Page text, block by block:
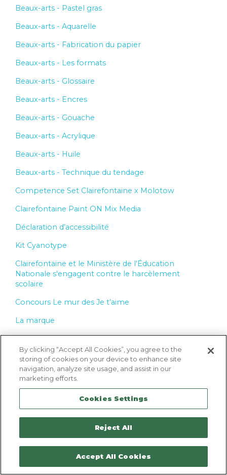
Beaux-arts - Pastel gras
Beaux-arts - Aquarelle
Beaux-arts - Fabrication du papier
Beaux-arts - Les formats
Beaux-arts - Glossaire
Beaux-arts - Encres
Beaux-arts - Gouache
Beaux-arts - Acrylique
Beaux-arts - Huile
Beaux-arts - Technique du tendage
Competence Set Clairefontaine x Molotow
Clairefontaine Paint ON Mix Media
Déclaration d’accessibilité
Kit Cyanotype
Clairefontaine et le Ministère de l'Éducation
Nationale s'engagent contre le harcèlement
scolaire
Concours Le mur des Je t’aime
La marque
Qualité
Le groupe
Devenir revendeur
By clicking “Accept All Cookies”, you agree to the
storing of cookies on your device to enhance site
navigation, analyze site usage, and assist in our
marketing efforts.
Cookies Settings
Reject All
Accept All Cookies